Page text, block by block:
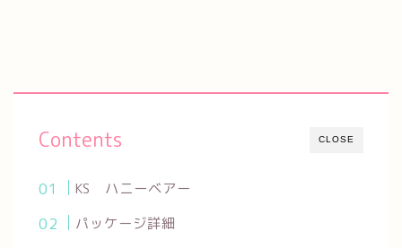
CLOSE
Contents
KS ハニーベアー
パッケージ詳細